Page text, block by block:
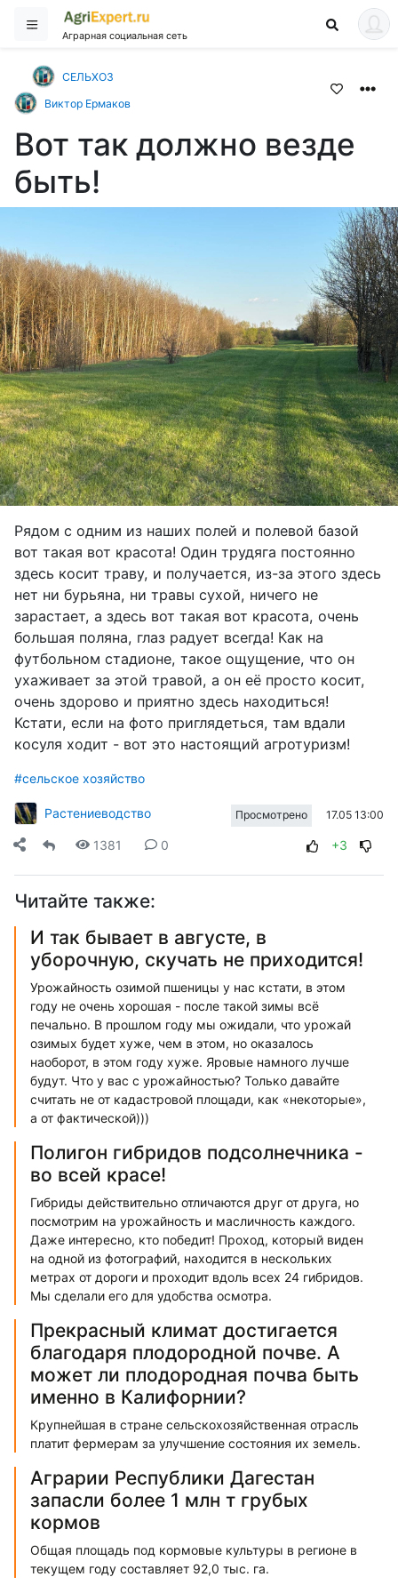
Аграрная социальная сеть
СЕЛЬХОЗ
Виктор Ермаков
Вот так должно везде
быть!
Рядом с одним из наших полей и полевой базой
вот такая вот красота! Один трудяга постоянно
здесь косит траву, и получается, из-за этого здесь
нет ни бурьяна, ни травы сухой, ничего не
зарастает, а здесь вот такая вот красота, очень
большая поляна, глаз радует всегда! Как на
футбольном стадионе, такое ощущение, что он
ухаживает за этой травой, а он её просто косит,
очень здорово и приятно здесь находиться!
Кстати, если на фото приглядеться, там вдали
косуля ходит - вот это настоящий агротуризм!
#сельское хозяйство
Растениеводство Просмотрено 17.05 13:00
1381 0 +3
Читайте также:
И так бывает в августе, в
уборочную, скучать не приходится!
Урожайность озимой пшеницы у нас кстати, в этом
году не очень хорошая - после такой зимы всё
печально. В прошлом году мы ожидали, что урожай
озимых будет хуже, чем в этом, но оказалось
наоборот, в этом году хуже. Яровые намного лучше
будут. Что у вас с урожайностью? Только давайте
считать не от кадастровой площади, как «некоторые»,
а от фактической)))
Полигон гибридов подсолнечника -
во всей красе!
Гибриды действительно отличаются друг от друга, но
посмотрим на урожайность и масличность каждого.
Даже интересно, кто победит! Проход, который виден
на одной из фотографий, находится в нескольких
метрах от дороги и проходит вдоль всех 24 гибридов.
Мы сделали его для удобства осмотра.
Прекрасный климат достигается
благодаря плодородной почве. А
может ли плодородная почва быть
именно в Калифорнии?
Крупнейшая в стране сельскохозяйственная отрасль
платит фермерам за улучшение состояния их земель.
Аграрии Республики Дагестан
запасли более 1 млн т грубых
кормов
Общая площадь под кормовые культуры в регионе в
текущем году составляет 92,0 тыс. га.